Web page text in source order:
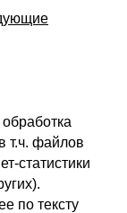
т.ч. файлов
статистики
по тексту